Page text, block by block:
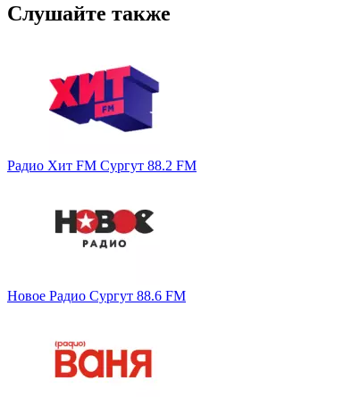
Слушайте также
Радио Хит FM Сургут 88.2 FM
Новое Радио Сургут 88.6 FM